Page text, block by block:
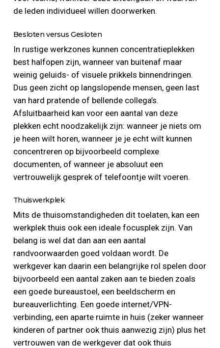
de leden individueel willen doorwerken.
Besloten versus Gesloten
In rustige werkzones kunnen concentratieplekken
best halfopen zijn, wanneer van buitenaf maar
weinig geluids- of visuele prikkels binnendringen.
Dus geen zicht op langslopende mensen, geen last
van hard pratende of bellende collega’s.
Afsluitbaarheid kan voor een aantal van deze
plekken echt noodzakelijk zijn: wanneer je niets om
je heen wilt horen, wanneer je je echt wilt kunnen
concentreren op bijvoorbeeld complexe
documenten, of wanneer je absoluut een
vertrouwelijk gesprek of telefoontje wilt voeren.
Thuiswerkplek
Mits de thuisomstandigheden dit toelaten, kan een
werkplek thuis ook een ideale focusplek zijn. Van
belang is wel dat dan aan een aantal
randvoorwaarden goed voldaan wordt. De
werkgever kan daarin een belangrijke rol spelen door
bijvoorbeeld een aantal zaken aan te bieden zoals
een goede bureaustoel, een beeldscherm en
bureauverlichting. Een goede internet/VPN-
verbinding, een aparte ruimte in huis (zeker wanneer
kinderen of partner ook thuis aanwezig zijn) plus het
vertrouwen van de werkgever dat ook thuis